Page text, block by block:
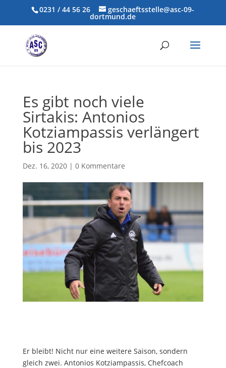
0231 / 44 56 26 geschaeftsstelle@asc-09-
dortmund.de
Es gibt noch viele
Sirtakis: Antonios
Kotziampassis verlängert
bis 2023
Dez. 16, 2020| 0 Kommentare
Er bleibt! Nicht nur eine weitere Saison, sondern
gleich zwei. Antonios Kotziampassis, Chefcoach